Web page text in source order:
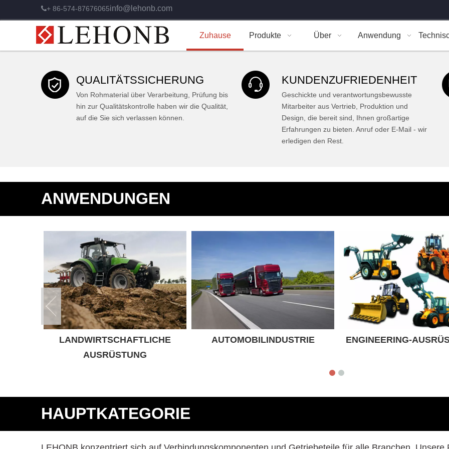
+ 86-574-87676065info@lehonb.com
Zuhause Produkte Über Anwendung
VOLLSTÄNDIGE
PALETTE
Sicherheit und Zuverlässigkeit.
Entdecke mehr Alle Produkte
QUALITÄTSSICHERUNG
Von Rohmaterial über Verarbeitung, Prüfung bis
hin zur Qualitätskontrolle haben wir die Qualität,
auf die Sie sich verlassen können.
KUNDENZUFRIEDENHEIT
Geschickte und verantwortungsbewusste
Mitarbeiter aus Vertrieb, Produktion und
Design, die bereit sind, Ihnen großartige
Erfahrungen zu bieten. Anruf oder E-Mail - wir
erledigen den Rest.
ANWENDUNGEN
LANDWIRTSCHAFTLICHE
AUSRÜSTUNG
AUTOMOBILINDUSTRIE ENGINEERING-
HAUPTKATEGORIE